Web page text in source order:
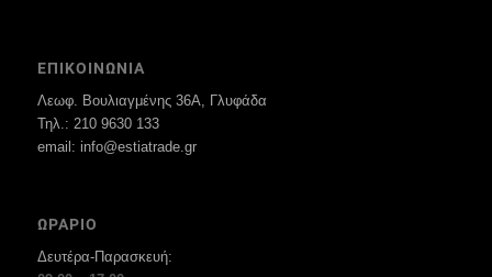
ΕΠΙΚΟΙΝΩΝΙΑ
Λεωφ. Βουλιαγμένης 36Α, Γλυφάδα
Τηλ.: 210 9630 133
email: info@estiatrade.gr
ΩΡΑΡΙΟ
Δευτέρα-Παρασκευή: